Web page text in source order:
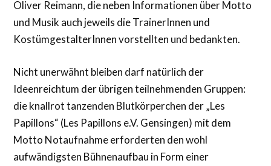
Oliver Reimann, die neben Informationen über Motto
und Musik auch jeweils die TrainerInnen und
KostümgestalterInnen vorstellten und bedankten.
Nicht unerwähnt bleiben darf natürlich der
Ideenreichtum der übrigen teilnehmenden Gruppen:
die knallrot tanzenden Blutkörperchen der „Les
Papillons“ (Les Papillons e.V. Gensingen) mit dem
Motto Notaufnahme erforderten den wohl
aufwändigsten Bühnenaufbau in Form einer